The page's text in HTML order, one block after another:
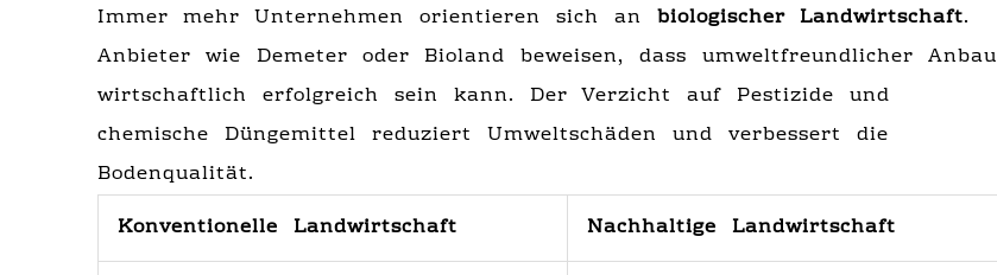
Immer mehr Unternehmen orientieren sich an biologischer Landwirtschaft.
Anbieter wie Demeter oder Bioland beweisen, dass umweltfreundlicher Anbau
wirtschaftlich erfolgreich sein kann. Der Verzicht auf Pestizide und
chemische Düngemittel reduziert Umweltschäden und verbessert die
Bodenqualität.
Konventionelle Landwirtschaft
Nachhaltige Landwirtschaft